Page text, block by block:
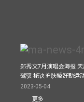
郑秀文7月演唱会海报
驾驭 秘诀护肤睡好勤运
2023-05-04
更多